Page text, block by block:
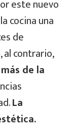
este nuevo
cocina una
de
al contrario,
de la
La